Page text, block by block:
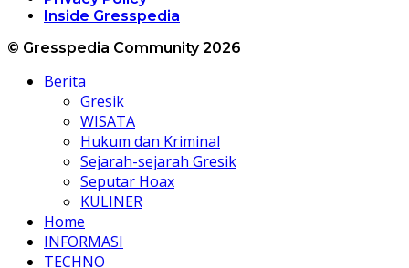
Inside Gresspedia
© Gresspedia Community 2026
Berita
Gresik
WISATA
Hukum dan Kriminal
Sejarah-sejarah Gresik
Seputar Hoax
KULINER
Home
INFORMASI
TECHNO